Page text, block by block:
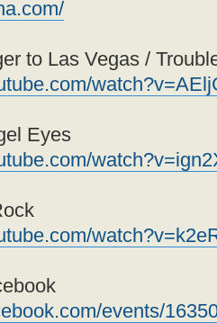
to Las Vegas /
Eyes
events/